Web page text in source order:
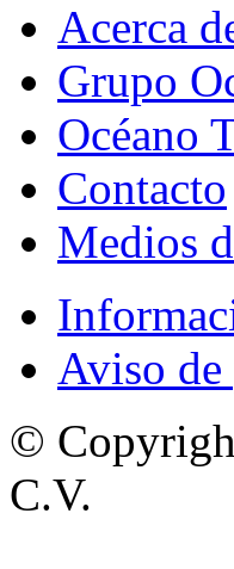
Acerca
Grupo
Océano
Contacto
Medios
Aviso
©
C.V.